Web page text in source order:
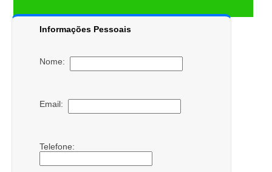
Informações Pessoais
Nome:
Email:
Telefone: